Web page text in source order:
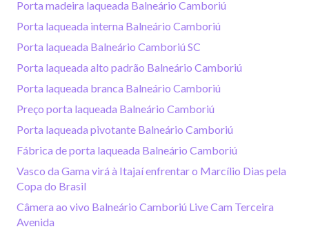
Porta madeira laqueada Balneário Camboriú
Porta laqueada interna Balneário Camboriú
Porta laqueada Balneário Camboriú SC
Porta laqueada alto padrão Balneário Camboriú
Porta laqueada branca Balneário Camboriú
Preço porta laqueada Balneário Camboriú
Porta laqueada pivotante Balneário Camboriú
Fábrica de porta laqueada Balneário Camboriú
Vasco da Gama virá à Itajaí enfrentar o Marcílio Dias pela
Copa do Brasil
Câmera ao vivo Balneário Camboriú Live Cam Terceira
Avenida